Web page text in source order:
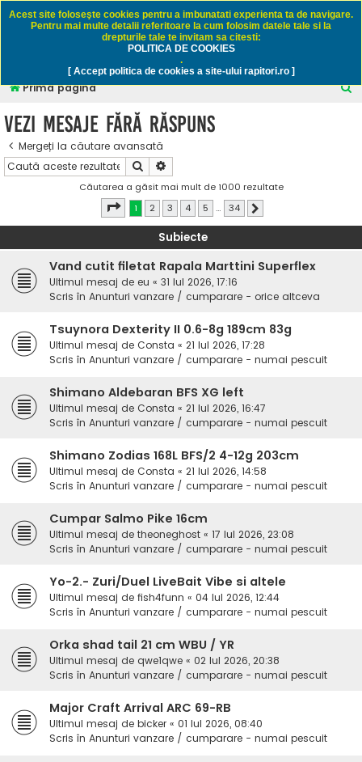
Rapitori.ro - Pescuit sportiv
Prima pagină
C
Vezi mesaje fără răspuns
Mergeți la căutare avansată
Căutare
Căutarea a găsit mai mult de 1000 rezultate
Pagina
din 34
1 2 3 4 5 … 34
Subiecte
Vand cutit filetat Rapala Marttini Superflex
Ultimul mesaj de eu « 31 Iul 2026, 17:16
Scris în Anunturi vanzare / cumparare - orice altceva
Tsuynora Dexterity II 0.6-8g 189cm 83g
Ultimul mesaj de Consta « 21 Iul 2026, 17:28
Scris în Anunturi vanzare / cumparare - numai pescuit
Shimano Aldebaran BFS XG left
Ultimul mesaj de Consta « 21 Iul 2026, 16:47
Scris în Anunturi vanzare / cumparare - numai pescuit
Shimano Zodias 168L BFS/2 4-12g 203cm
Ultimul mesaj de Consta « 21 Iul 2026, 14:58
Scris în Anunturi vanzare / cumparare - numai pescuit
Cumpar Salmo Pike 16cm
Ultimul mesaj de theoneghost « 17 Iul 2026, 23:08
Scris în Anunturi vanzare / cumparare - numai pescuit
Yo-2.- Zuri/Duel LiveBait Vibe si altele
Ultimul mesaj de fish4funn « 04 Iul 2026, 12:44
Scris în Anunturi vanzare / cumparare - numai pescuit
Orka shad tail 21 cm WBU / YR
Ultimul mesaj de qwe1qwe « 02 Iul 2026, 20:38
Scris în Anunturi vanzare / cumparare - numai pescuit
Major Craft Arrival ARC 69-RB
Ultimul mesaj de bicker « 01 Iul 2026, 08:40
Scris în Anunturi vanzare / cumparare - numai pescuit
Acest site foloseşte cookies pentru a imbunatati experienta ta de navigare.
Pentru mai multe detalii referitoare la cum folosim datele tale si la
drepturile tale te invitam sa citesti:
POLITICA DE COOKIES
.
[ Accept politica de cookies a site-ului rapitori.ro ]